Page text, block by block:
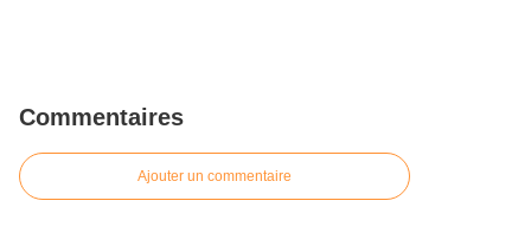
Commentaires
Ajouter un commentaire